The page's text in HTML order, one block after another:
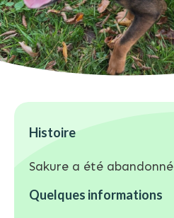
Histoire
Sakure a été abandonné
Quelques informations